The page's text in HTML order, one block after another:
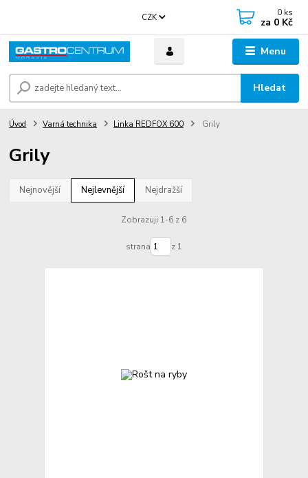
Menu
CZK
Hledat
0 ks
za 0 Kč
Úvod Varná technika Linka REDFOX 600 Grily
Grily
Nejnovější Nejlevnější Nejdražší
Zobrazuji 1-6 z 6
strana z 1